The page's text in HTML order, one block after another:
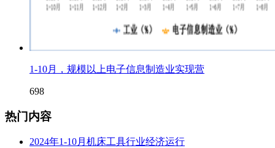
1-10月，规模以上电子信息制造业实现营
698
热门内容
2024年1-10月机床工具行业经济运行